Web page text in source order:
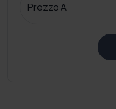
Prezzo A